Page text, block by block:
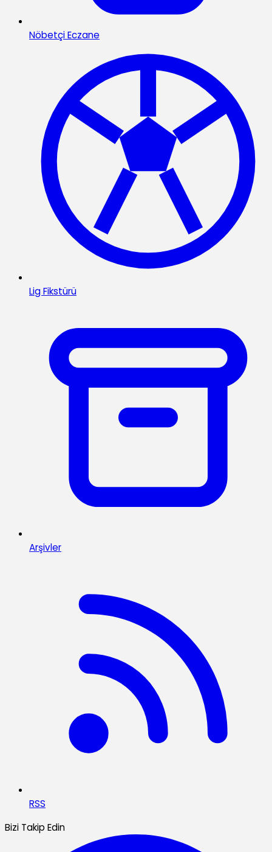
Nöbetçi Eczane
Lig Fikstürü
Arşivler
RSS
Bizi Takip Edin